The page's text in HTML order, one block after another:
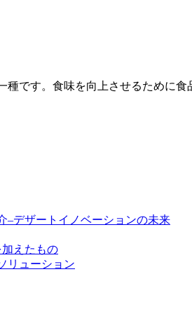
です。食味を向上させるために食
–デザートイノベーションの未来
えたもの
リューション